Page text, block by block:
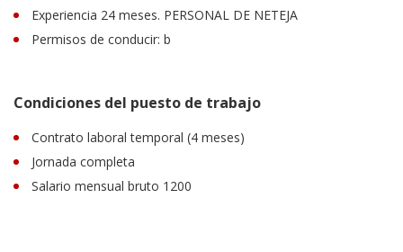
Experiencia 24 meses. PERSONAL DE NETEJA
Permisos de conducir: b
Condiciones del puesto de trabajo
Contrato laboral temporal (4 meses)
Jornada completa
Salario mensual bruto 1200